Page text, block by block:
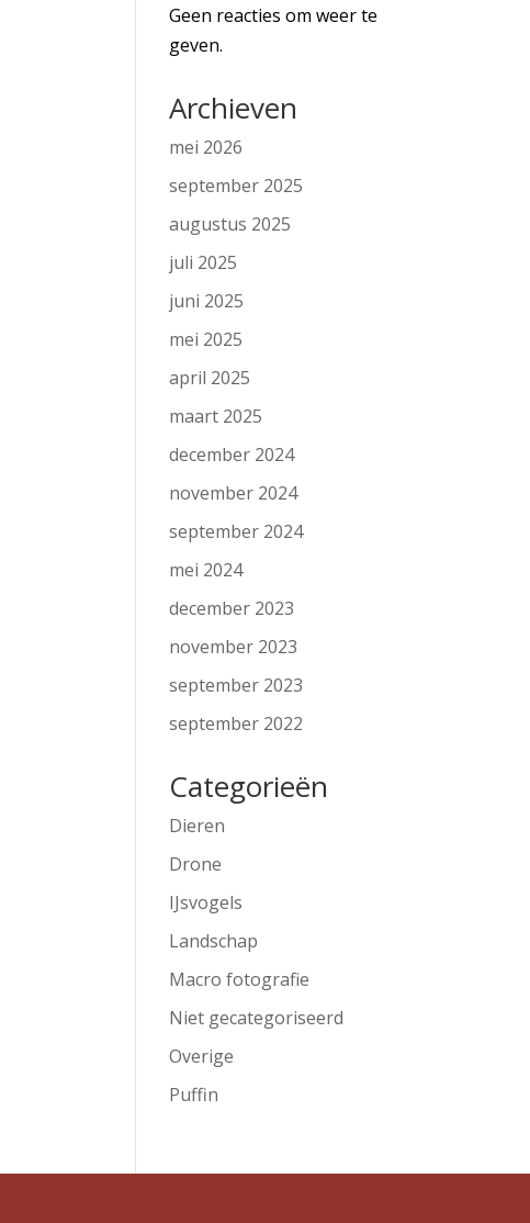
Geen reacties om weer te
geven.
Archieven
mei 2026
september 2025
augustus 2025
juli 2025
juni 2025
mei 2025
april 2025
maart 2025
december 2024
november 2024
september 2024
mei 2024
december 2023
november 2023
september 2023
september 2022
Categorieën
Dieren
Drone
IJsvogels
Landschap
Macro fotografie
Niet gecategoriseerd
Overige
Puffin